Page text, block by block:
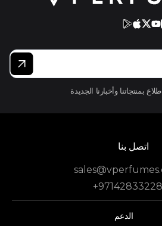
بمنتجاتنا وأخبارنا الجديدة
اتصل بنا
+97142833228
الدعم